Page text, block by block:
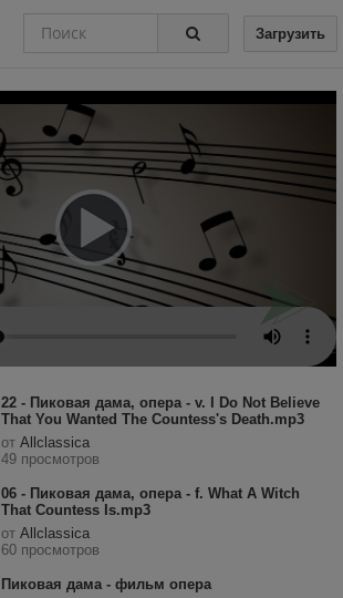
Загрузить
22 - Пиковая дама, опера - v. I Do Not Believe
That You Wanted The Countess's Death.mp3
от Allclassica
49 просмотров
06 - Пиковая дама, опера - f. What A Witch
That Countess Is.mp3
от Allclassica
60 просмотров
Пиковая дама - фильм опера